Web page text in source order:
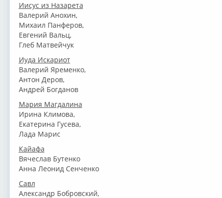
Иисус из Назарета
Валерий Анохин,
Михаил Панферов,
Евгений Вальц,
Глеб Матвейчук
Иуда Искариот
Валерий Яременко,
Антон Деров,
Андрей Богданов
Мария Магдалина
Ирина Климова,
Екатерина Гусева,
Лада Марис
Кайафа
Вячеслав Бутенко
Анна Леонид Сенченко
Савл
Александр Бобровский,